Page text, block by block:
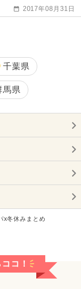
2017年08月31日
千葉県
馬県
x冬休みまとめ
コ！